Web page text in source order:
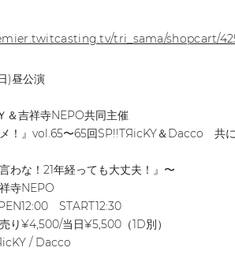
tri_sama/shopcart/
)昼公演
＆吉祥寺NEPO共同主催
メ！』vol.65〜65回SP!!TЯicKY＆Dacco 共
わな！21年経っても大丈夫！』〜
寺NEPO
START12:30
売り¥4,500/当日¥5,500（1D別）
/ Dacco